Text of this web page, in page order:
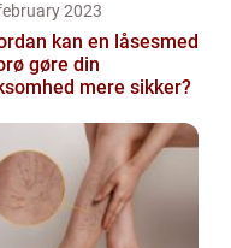
2023
kan en låsesmed
gøre din
mere sikker?